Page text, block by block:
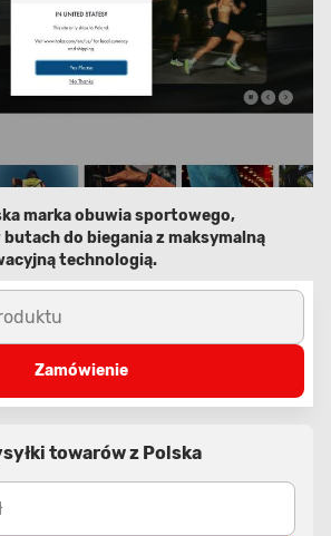
marka obuwia sportowego,
do biegania z maksymalną
technologią.
Zamówienie
towarów z Polska